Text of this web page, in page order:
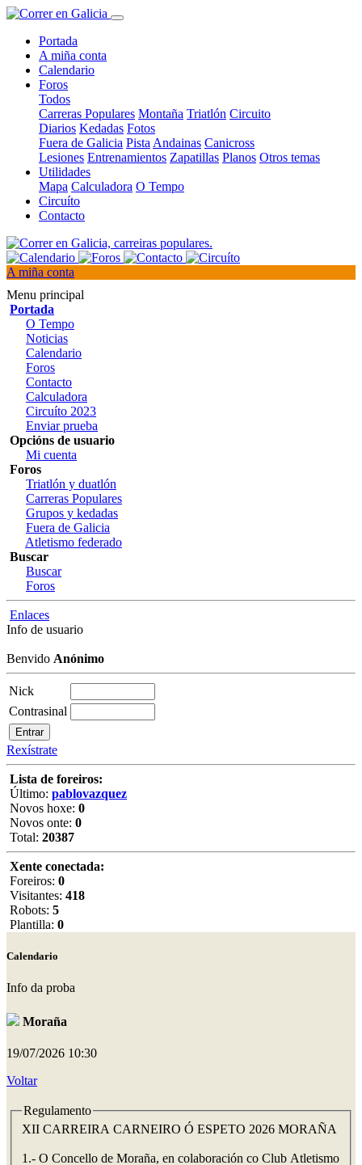
Portada
A miña conta
Calendario
Foros
Todos
Carreras Populares Montaña Triatlón Circuito
Diarios Kedadas Fotos
Fuera de Galicia Pista Andainas Canicross
Lesiones Entrenamientos Zapatillas Planos Otros temas
Utilidades
Mapa Calculadora O Tempo
Circuíto
Contacto
A miña conta
Menu principal
Portada
O Tempo
Noticias
Calendario
Foros
Contacto
Calculadora
Circuíto 2023
Enviar prueba
Opcións de usuario
Mi cuenta
Foros
Triatlón y duatlón
Carreras Populares
Grupos y kedadas
Fuera de Galicia
Atletismo federado
Buscar
Buscar
Foros
Enlaces
Info de usuario
Benvido Anónimo
Nick
Contrasinal
Rexístrate
Lista de foreiros:
Último: pablovazquez
Novos hoxe: 0
Novos onte: 0
Total: 20387
Xente conectada:
Foreiros: 0
Visitantes: 418
Robots: 5
Plantilla: 0
Calendario
Info da proba
Moraña
19/07/2026 10:30
Voltar
Regulamento
XII CARREIRA CARNEIRO Ó ESPETO 2026 MORAÑA
1.- O Concello de Moraña, en colaboración co Club Atletismo